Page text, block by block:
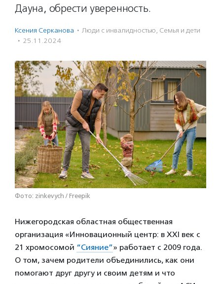
Дауна, обрести уверенность.
Ксения Серканова · Люди с инвалидностью, Семья и дети
· 25.11.2024
Фото: zinkevych / Freepik
Нижегородская областная общественная
организация «Инновационный центр: в XXI век с
21 хромосомой “Сияние”» работает с 2009 года.
О том, зачем родители объединились, как они
помогают друг другу и своим детям и что